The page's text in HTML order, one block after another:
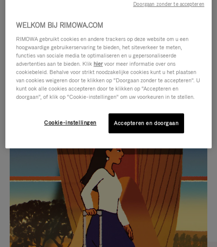
IS
NIET
GEPAUZEERD,
DRUK
OP
OM
GELUID
VAN
DE
VIDEO
IS
UITGESCHAKELD.
SELECTIE VAN GESCHENKEN
Ontdek de perfecte metgezel
voor elke reis
WELKOM BIJ RIMOWA.COM
RIMOWA gebruikt cookies en andere trackers op deze website om u een
hoogwaardige gebruikerservaring te bieden, het siteverkeer te meten,
functies van sociale media te optimaliseren en u gepersonaliseerde
advertenties aan te bieden. Klik hiervoor meer informatie over ons
cookiebeleid. Behalve voor strikt noodzakelijke cookies kunt u het plaatsen
van cookies weigeren door te klikken op “Doorgaan zonder te accepteren”. U
kunt ook alle cookies accepteren door te klikken op “Accepteren en
doorgaan”, of klik op “Cookie-instellingen” om uw voorkeuren in te stellen.
Cookie-instellingen Accepteren en doorgaan
Doorgaan zonder te accepteren